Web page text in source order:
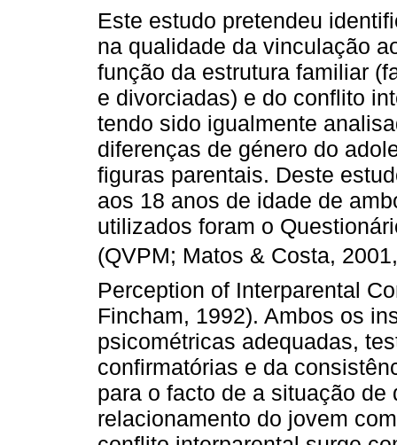
Este estudo pretendeu
na qualidade da vinculação
função da estrutura familiar
e divorciadas) e do conflito
tendo sido igualmente
diferenças de género do
figuras parentais. Deste
aos 18 anos de idade de
utilizados foram o
(QVPM; Matos & Costa,
Perception of Interparental
Fincham, 1992). Ambos os
psicométricas adequadas,
confirmatórias e da
para o facto de a situação
relacionamento do jovem